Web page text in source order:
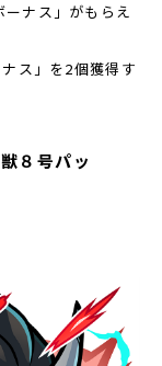
ナス」がもらえ
ス」を2個獲得す
８号パッ